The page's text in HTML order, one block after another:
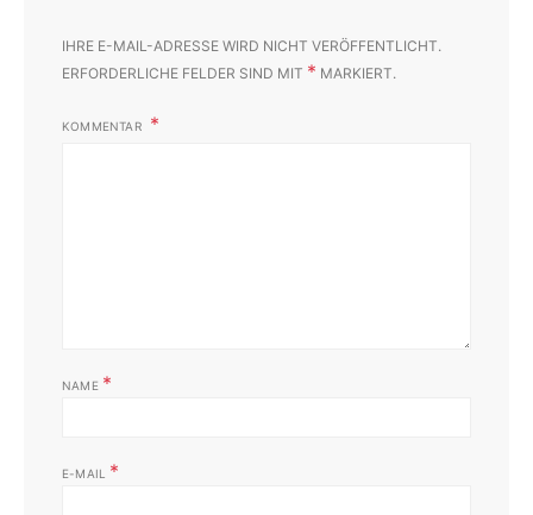
IHRE E-MAIL-ADRESSE WIRD NICHT VERÖFFENTLICHT.
ERFORDERLICHE FELDER SIND MIT * MARKIERT.
KOMMENTAR
NAME *
E-MAIL *